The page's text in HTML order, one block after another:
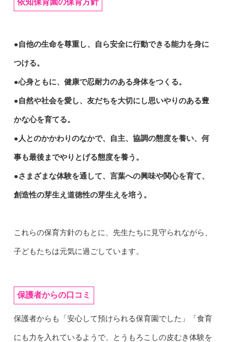
●自他の生命を尊重し、自ら安全に行動できる能力を身に
つける。
●心身ともに、健康で忍耐力のある身体をつくる。
●自然や社会を愛し、友だちを大切にし思いやりのある豊
かな心を育てる。
●人とのかかわりのなかで、自主、協調の態度を養い、何
事も最後までやりとげる態度を養う。
●さまざまな体験を通して、言葉への興味や関心を育て、
創造性の芽生え道徳性の芽生えを培う。
これらの保育方針のもとに、先生たちに見守られながら、
子どもたちは元気に過ごしています。
保護者からの口コミ
保護者からも「安心して預けられる保育園でした」「食育
にも力を入れているようで、とうもろこしの皮むき体験を